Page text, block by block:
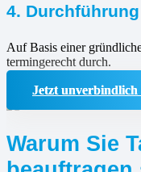
4. Durchführung
Auf Basis einer
termingerecht durch.
Jetzt unverbindlich
Warum Sie